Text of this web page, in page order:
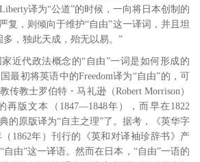
译为“公道”的时候，一向将日本创制的
复，则倾向于维护“自由”这一译词，并且坦
，独此天成，殆无以易。”
近代政法概念的“自由”一词是如何形成的
最初将英语中的Freedom译为“自由”的，可
传教士罗伯特・马礼逊（Robert Morrison）
再版文本（1847―1848年），而早在1822
的原版译为“自主之理”了。 据考，《英华字
1862年）刊行的《英和对译袖珍辞书》产
自由”这一译语。然而在日本，“自由”一语的